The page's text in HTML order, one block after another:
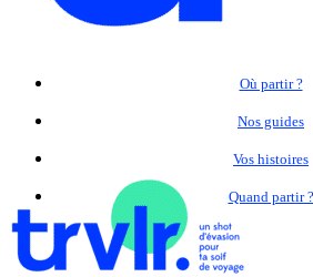
Où partir ?
Nos guides
Vos histoires
Quand partir ?